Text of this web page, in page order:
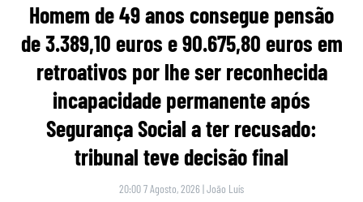
Homem de 49 anos consegue pensão
de 3.389,10 euros e 90.675,80 euros em
retroativos por lhe ser reconhecida
incapacidade permanente após
Segurança Social a ter recusado:
tribunal teve decisão final
20:00 7 Agosto, 2026 |João Luís